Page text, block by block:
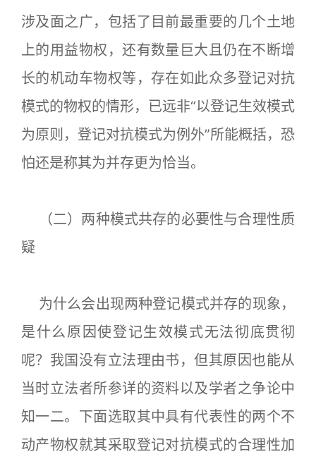
涉及面之广，包括了目前最重要的几个土地
上的用益物权，还有数量巨大且仍在不断增
长的机动车物权等，存在如此众多登记对抗
模式的物权的情形，已远非“以登记生效模式
为原则，登记对抗模式为例外”所能概括，恐
怕还是称其为并存更为恰当。
（二）两种模式共存的必要性与合理性质
疑
为什么会出现两种登记模式并存的现象，
是什么原因使登记生效模式无法彻底贯彻
呢？我国没有立法理由书，但其原因也能从
当时立法者所参详的资料以及学者之争论中
知一二。下面选取其中具有代表性的两个不
动产物权就其采取登记对抗模式的合理性加